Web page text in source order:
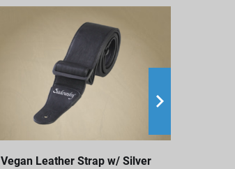
Vegan Leather Strap w/ Silver